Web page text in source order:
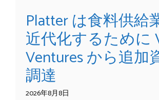
Platter は食料供給
近代化するために
Ventures から追加
調達
2026年8月8日